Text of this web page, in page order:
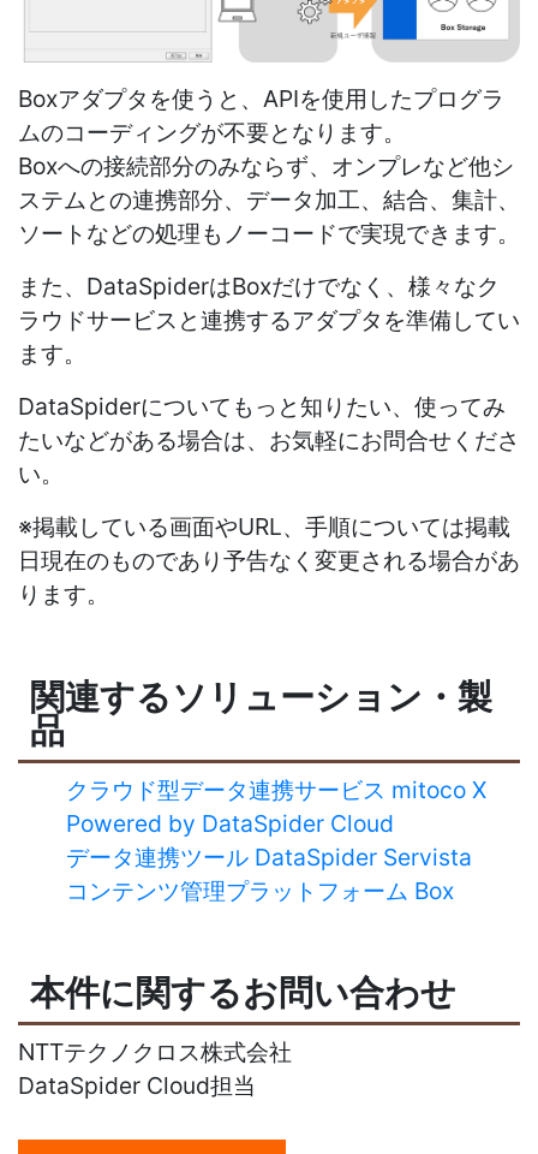
Boxアダプタを使うと、APIを使用したプログラ
ムのコーディングが不要となります。
Boxへの接続部分のみならず、オンプレなど他シ
ステムとの連携部分、データ加工、結合、集計、
ソートなどの処理もノーコードで実現できます。
また、DataSpiderはBoxだけでなく、様々なク
ラウドサービスと連携するアダプタを準備してい
ます。
DataSpiderについてもっと知りたい、使ってみ
たいなどがある場合は、お気軽にお問合せくださ
い。
※掲載している画面やURL、手順については掲載
日現在のものであり予告なく変更される場合があ
ります。
関連するソリューション・製
品
クラウド型データ連携サービス mitoco X
Powered by DataSpider Cloud
データ連携ツール DataSpider Servista
コンテンツ管理プラットフォーム Box
本件に関するお問い合わせ
NTTテクノクロス株式会社
DataSpider Cloud担当